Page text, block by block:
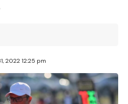
2022 12:25 pm